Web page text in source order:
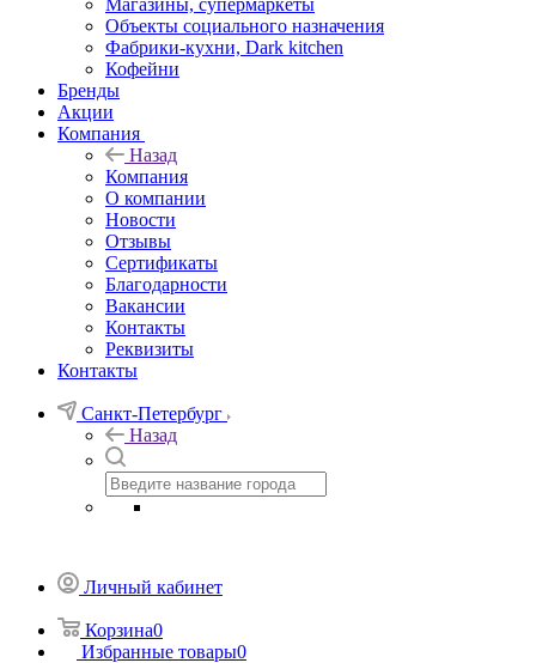
Магазины, супермаркеты
Объекты социального назначения
Фабрики-кухни, Dark kitchen
Кофейни
Бренды
Акции
Компания
Назад
Компания
О компании
Новости
Отзывы
Сертификаты
Благодарности
Вакансии
Контакты
Реквизиты
Контакты
Санкт-Петербург
Назад
Личный кабинет
Корзина0
Избранные товары0